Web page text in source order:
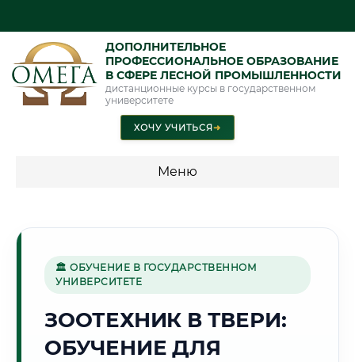
ДОПОЛНИТЕЛЬНОЕ
ПРОФЕССИОНАЛЬНОЕ ОБРАЗОВАНИЕ
В СФЕРЕ ЛЕСНОЙ ПРОМЫШЛЕННОСТИ
дистанционные курсы в государственном
университете
ХОЧУ УЧИТЬСЯ➜
Меню
промышленность"
🏯
Г. ТВЕРЬ
🏛 ОБУЧЕНИЕ В ГОСУДАРСТВЕННОМ
УНИВЕРСИТЕТЕ
ЗООТЕХНИК В ТВЕРИ:
ОБУЧЕНИЕ ДЛЯ